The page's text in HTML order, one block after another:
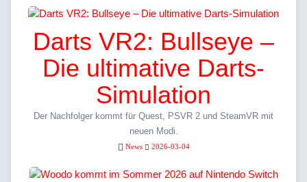
Darts VR2: Bullseye –
Die ultimative Darts-
Simulation
Der Nachfolger kommt für Quest, PSVR 2 und SteamVR mit
neuen Modi.
News 2026-03-04